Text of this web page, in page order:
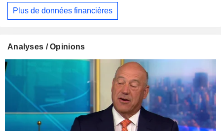
Plus de données financières
Analyses / Opinions